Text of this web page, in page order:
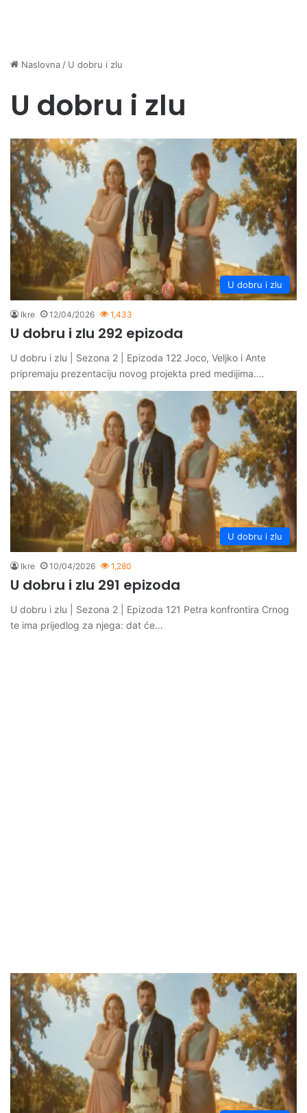
Naslovna / U dobru i zlu
U dobru i zlu
U dobru i zlu
Ikre 12/04/2026 1,433
U dobru i zlu 292 epizoda
U dobru i zlu | Sezona 2 | Epizoda 122 Joco, Veljko i Ante
pripremaju prezentaciju novog projekta pred medijima.…
U dobru i zlu
Ikre 10/04/2026 1,280
U dobru i zlu 291 epizoda
U dobru i zlu | Sezona 2 | Epizoda 121 Petra konfrontira Crnog
te ima prijedlog za njega: dat će…